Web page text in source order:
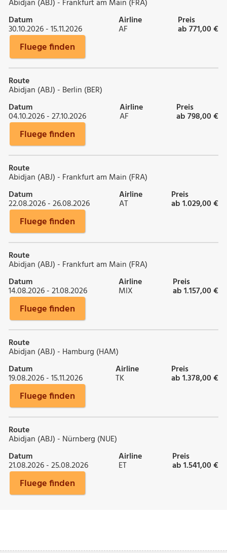
Abidjan (ABJ) - Frankfurt am Main (FRA)
Datum
30.10.2026 - 15.11.2026
Airline
AF
Preis
ab 771,00 €
Fluege finden
Route
Abidjan (ABJ) - Berlin (BER)
Datum
04.10.2026 - 27.10.2026
Airline
AF
Preis
ab 798,00 €
Fluege finden
Route
Abidjan (ABJ) - Frankfurt am Main (FRA)
Datum
22.08.2026 - 26.08.2026
Airline
AT
Preis
ab 1.029,00 €
Fluege finden
Route
Abidjan (ABJ) - Frankfurt am Main (FRA)
Datum
14.08.2026 - 21.08.2026
Airline
MIX
Preis
ab 1.157,00 €
Fluege finden
Route
Abidjan (ABJ) - Hamburg (HAM)
Datum
19.08.2026 - 15.11.2026
Airline
TK
Preis
ab 1.378,00 €
Fluege finden
Route
Abidjan (ABJ) - Nürnberg (NUE)
Datum
21.08.2026 - 25.08.2026
Airline
ET
Preis
ab 1.541,00 €
Fluege finden